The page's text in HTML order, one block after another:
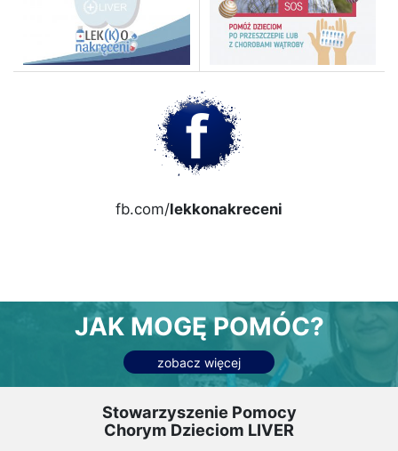
fb.com/lekkonakreceni
JAK MOGĘ POMÓC?
zobacz więcej
Stowarzyszenie Pomocy
Chorym Dzieciom LIVER